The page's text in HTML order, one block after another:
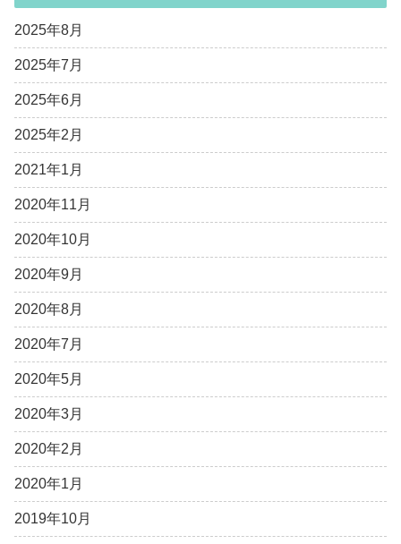
2025年8月
2025年7月
2025年6月
2025年2月
2021年1月
2020年11月
2020年10月
2020年9月
2020年8月
2020年7月
2020年5月
2020年3月
2020年2月
2020年1月
2019年10月